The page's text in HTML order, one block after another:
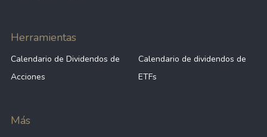
Herramientas
Calendario de Dividendos de
Acciones
Calendario de dividendos de
ETFs
Más